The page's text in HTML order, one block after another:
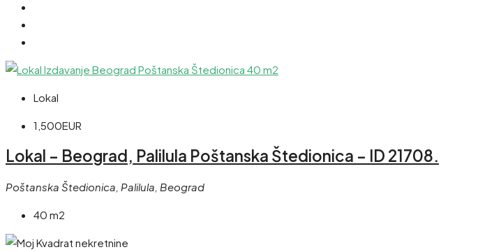
Lokal
1,500EUR
Lokal – Beograd, Palilula Poštanska Štedionica – ID 21708.
Poštanska Štedionica, Palilula, Beograd
40 m2